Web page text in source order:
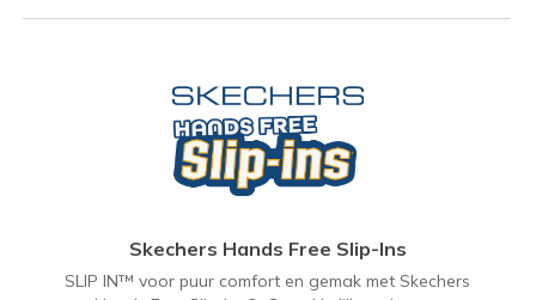
Skechers Hands Free Slip-Ins
SLIP IN™ voor puur comfort en gemak met Skechers